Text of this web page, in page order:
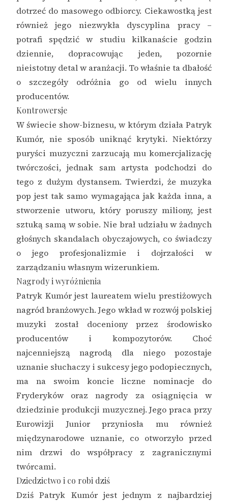
dotrzeć do masowego odbiorcy. Ciekawostką jest
również jego niezwykła dyscyplina pracy –
potrafi spędzić w studiu kilkanaście godzin
dziennie, dopracowując jeden, pozornie
nieistotny detal w aranżacji. To właśnie ta dbałość
o szczegóły odróżnia go od wielu innych
producentów.
Kontrowersje
W świecie show-biznesu, w którym działa Patryk
Kumór, nie sposób uniknąć krytyki. Niektórzy
puryści muzyczni zarzucają mu komercjalizację
twórczości, jednak sam artysta podchodzi do
tego z dużym dystansem. Twierdzi, że muzyka
pop jest tak samo wymagająca jak każda inna, a
stworzenie utworu, który poruszy miliony, jest
sztuką samą w sobie. Nie brał udziału w żadnych
głośnych skandalach obyczajowych, co świadczy
o jego profesjonalizmie i dojrzałości w
zarządzaniu własnym wizerunkiem.
Nagrody i wyróżnienia
Patryk Kumór jest laureatem wielu prestiżowych
nagród branżowych. Jego wkład w rozwój polskiej
muzyki został doceniony przez środowisko
producentów i kompozytorów. Choć
najcenniejszą nagrodą dla niego pozostaje
uznanie słuchaczy i sukcesy jego podopiecznych,
ma na swoim koncie liczne nominacje do
Fryderyków oraz nagrody za osiągnięcia w
dziedzinie produkcji muzycznej. Jego praca przy
Eurowizji Junior przyniosła mu również
międzynarodowe uznanie, co otworzyło przed
nim drzwi do współpracy z zagranicznymi
twórcami.
Dziedzictwo i co robi dziś
Dziś Patryk Kumór jest jednym z najbardziej